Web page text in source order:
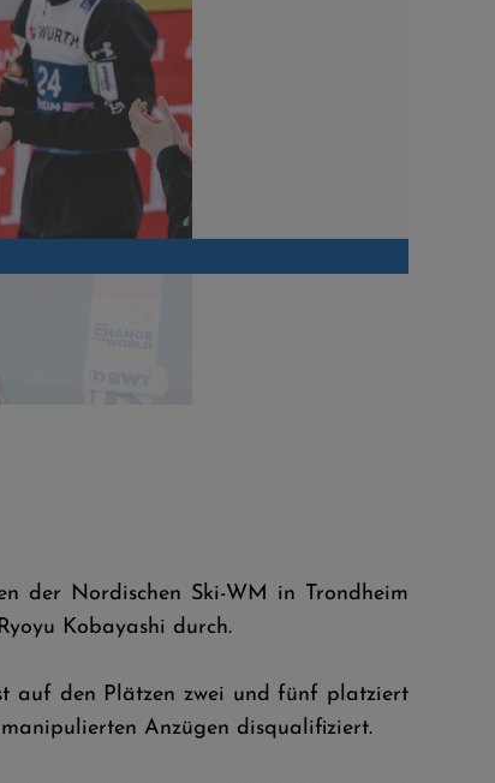
der Nordischen Ski-WM in Trondheim
Kobayashi durch.
auf den Plätzen zwei und fünf platziert
Anzügen disqualifiziert.